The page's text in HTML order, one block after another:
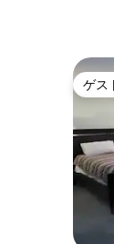
ゲス
ゲス